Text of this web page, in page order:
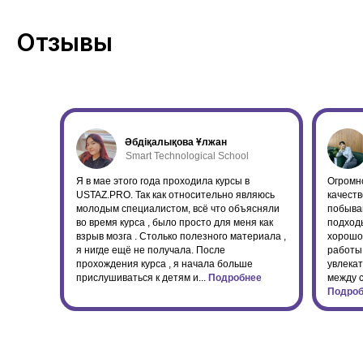
Отзывы
Әбдіқалықова Ұлжан
Я в мае этого года проходила курсы в
USTAZ.PRO. Так как относительно являюсь
молодым специалистом, всё что объясняли
во время курса , было просто для меня как
взрыв мозга . Столько полезного материала ,
я нигде ещё не получала. После
прохождения курса , я начала больше
прислушиваться к детям и... Подробнее
Smart Technological School
между